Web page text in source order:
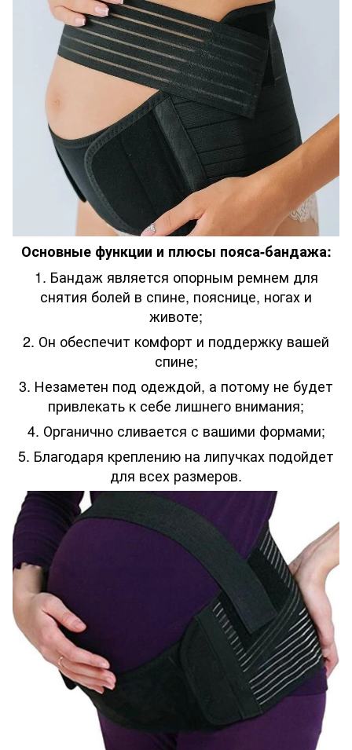
Основные функции и плюсы пояса-бандажа:
1. Бандаж является опорным ремнем для
снятия болей в спине, пояснице, ногах и
животе;
2. Он обеспечит комфорт и поддержку вашей
спине;
3. Незаметен под одеждой, а потому не будет
привлекать к себе лишнего внимания;
4. Органично сливается с вашими формами;
5. Благодаря креплению на липучках подойдет
для всех размеров.